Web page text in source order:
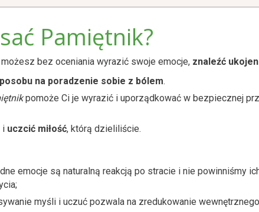
Pamiętnik?
bez oceniania wyrazić swoje emocje, znaleźć
na poradzenie sobie z bólem.
pomoże Ci je wyrazić i uporządkować w bezpiecznej
i uczcić miłość, którą dzieliliście.
emocje są naturalną reakcją po stracie i nie powinniśmy
myśli i uczuć pozwala na zredukowanie